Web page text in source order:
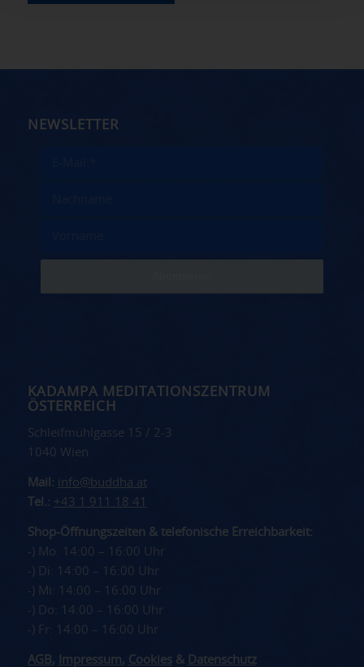
NEWSLETTER
KADAMPA MEDITATIONSZENTRUM
ÖSTERREICH
Schleifmühlgasse 15 / 2-3
1040 Wien
Mail: info@buddha.at
Tel.: +43 1 911 18 41
Shop-Öffnungszeiten & telefonische Erreichbarkeit:
-) Mo: 14:00 – 16:00 Uhr
-) Di: 14:00 – 16:00 Uhr
-) Mi: 14:00 – 16:00 Uhr
-) Do: 14:00 – 16:00 Uhr
-) Fr: 14:00 – 16:00 Uhr
AGB , Impressum, Cookies& Datenschutz